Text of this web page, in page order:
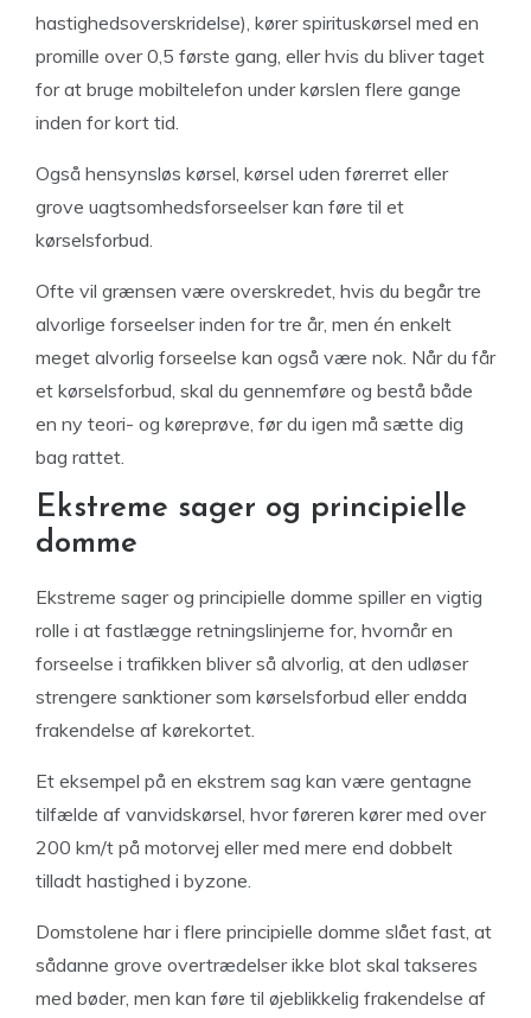
hastighedsoverskridelse), kører spirituskørsel med en
promille over 0,5 første gang, eller hvis du bliver taget
for at bruge mobiltelefon under kørslen flere gange
inden for kort tid.
Også hensynsløs kørsel, kørsel uden førerret eller
grove uagtsomhedsforseelser kan føre til et
kørselsforbud.
Ofte vil grænsen være overskredet, hvis du begår tre
alvorlige forseelser inden for tre år, men én enkelt
meget alvorlig forseelse kan også være nok. Når du får
et kørselsforbud, skal du gennemføre og bestå både
en ny teori- og køreprøve, før du igen må sætte dig
bag rattet.
Ekstreme sager og principielle
domme
Ekstreme sager og principielle domme spiller en vigtig
rolle i at fastlægge retningslinjerne for, hvornår en
forseelse i trafikken bliver så alvorlig, at den udløser
strengere sanktioner som kørselsforbud eller endda
frakendelse af kørekortet.
Et eksempel på en ekstrem sag kan være gentagne
tilfælde af vanvidskørsel, hvor føreren kører med over
200 km/t på motorvej eller med mere end dobbelt
tilladt hastighed i byzone.
Domstolene har i flere principielle domme slået fast, at
sådanne grove overtrædelser ikke blot skal takseres
med bøder, men kan føre til øjeblikkelig frakendelse af